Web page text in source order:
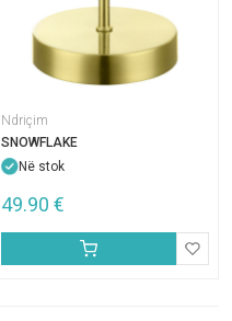
Ndriçim
SNOWFLAKE
Në stok
49.90 €